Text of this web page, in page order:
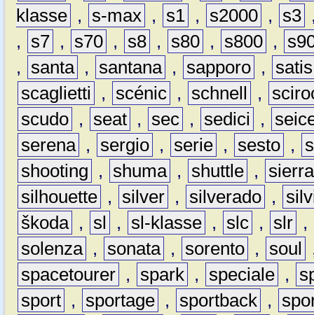
klasse , s-max , s1 , s2000 , s3
,
s7 , s70 , s8 , s80 , s800 ,
,
santa , santana , sapporo ,
satis
scaglietti
, scénic , schnell ,
scudo , seat , sec , sedici ,
serena , sergio , serie , sesto ,
shooting
, shuma , shuttle ,
sierra
silhouette , silver , silverado ,
škoda , sl , sl-klasse , slc , slr ,
solenza , sonata , sorento , soul
spacetourer , spark , speciale ,
sport , sportage , sportback ,